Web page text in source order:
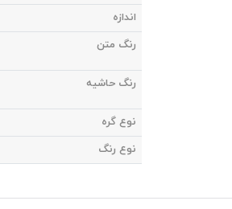
اندازه
رنگ متن
رنگ حاشیه
نوع گره
نوع رنگ